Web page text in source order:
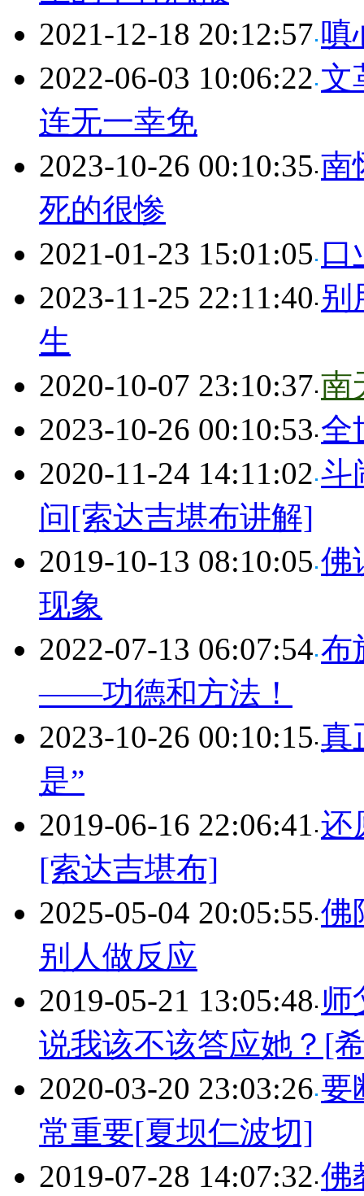
2021-12-18 20:12:57 嗔
2022-06-03 10:06:22 文
连无一幸免
2023-10-26 00:10:35 南
死的很惨
2021-01-23 15:01:05 口
2023-11-25 22:11:40 别
生
2020-10-07 23:10:37 南
2023-10-26 00:10:53 全
2020-11-24 14:11:02 斗
问[索达吉堪布讲解]
2019-10-13 08:10:05 佛
现象
2022-07-13 06:07:54 布
——功德和方法！
2023-10-26 00:10:15 真
是”
2019-06-16 22:06:41 还
[索达吉堪布]
2025-05-04 20:05:55 佛
别人做反应
2019-05-21 13:05:48 师
说我该不该答应她？[
2020-03-20 23:03:26 要
常重要[夏坝仁波切]
2019-07-28 14:07:32 佛